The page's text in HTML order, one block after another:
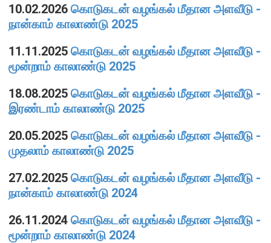
நிறுவன ரீதியான அமைப்பு
முதன்மை அலுவலர்கள்
திணைக்களங்கள்
ஆளுகைக் கோவைகளும் கொள்கைகளும்
வங்கிப் பணிமனை
நூலகம் மற்றும் தகவல் நிலையம்
வங்கித்தொழில் கற்கைகளுக்கான நிலையம்
பொருளாதார வரலாற்று அரும்பொருட் காட்சிச் சாலை
10.02.2026கொடுகடன் வழங்கல் மீதான அளவீடு -
நான்காம் காலாண்டு 2025
11.11.2025கொடுகடன் வழங்கல் மீதான அளவீடு -
மூன்றாம் காலாண்டு 2025
18.08.2025கொடுகடன் வழங்கல் மீதான அளவீடு -
இரண்டாம் காலாண்டு 2025
20.05.2025கொடுகடன் வழங்கல் மீதான அளவீடு -
முதலாம் காலாண்டு 2025
27.02.2025கொடுகடன் வழங்கல் மீதான அளவீடு -
நான்காம் காலாண்டு 2024
26.11.2024கொடுகடன் வழங்கல் மீதான அளவீடு -
மூன்றாம் காலாண்டு 2024